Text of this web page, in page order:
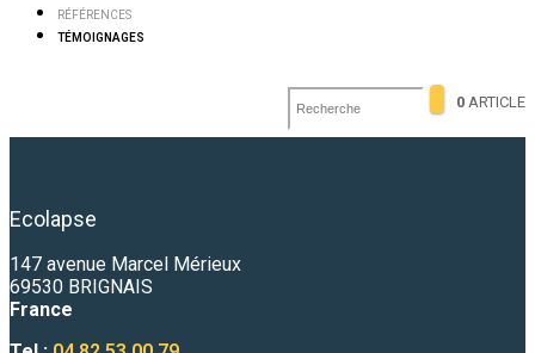
RÉFÉRENCES
TÉMOIGNAGES
0 ARTICLE
Ecolapse
147 avenue Marcel Mérieux
69530 BRIGNAIS
France